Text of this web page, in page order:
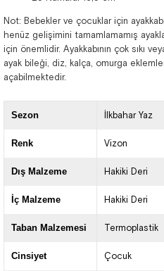
Not: Bebekler ve çocuklar için
henüz gelişimini tamamlamamış
için önemlidir. Ayakkabının çok sıkı
ayak bileği, diz, kalça, omurga
açabilmektedir.
Sezon İlkbahar Yaz
Renk Vizon
Dış Malzeme Hakiki Deri
İç Malzeme Hakiki Deri
Taban Malzemesi Termoplastik
Cinsiyet Çocuk